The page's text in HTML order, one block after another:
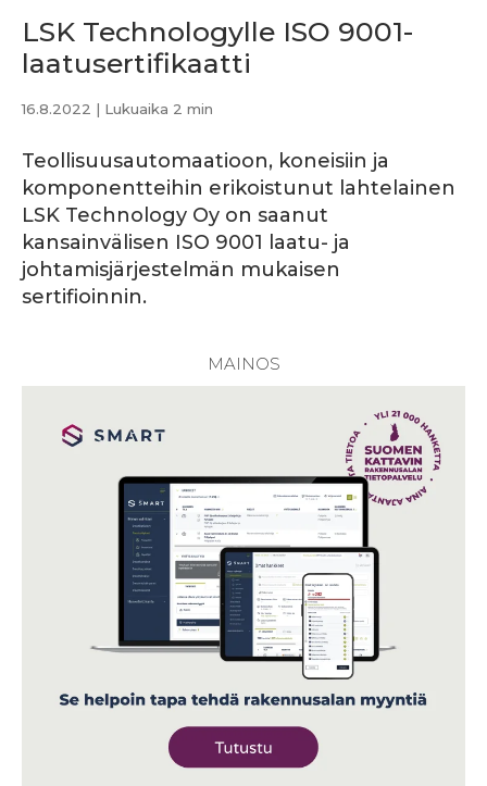
LSK Technologylle ISO 9001-
laatusertifikaatti
16.8.2022 | Lukuaika 2 min
Teollisuusautomaatioon, koneisiin ja
komponentteihin erikoistunut lahtelainen
LSK Technology Oy on saanut
kansainvälisen ISO 9001 laatu- ja
johtamisjärjestelmän mukaisen
sertifioinnin.